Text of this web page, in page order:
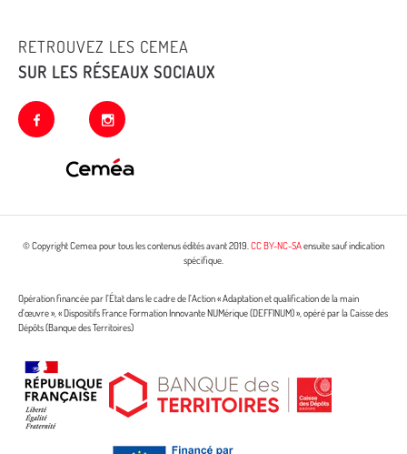
RETROUVEZ LES CEMEA
SUR LES RÉSEAUX SOCIAUX
facebook instagram
© Copyright Cemea pour tous les contenus édités avant 2019.CC BY-NC-SAensuite sauf indication
spécifique.
Opération financée par l’État dans le cadre de l’Action « Adaptation et qualification de la main
d’œuvre », « Dispositifs France Formation Innovante NUMérique (DEFFINUM) », opéré par la Caisse des
Dépôts (Banque des Territoires)